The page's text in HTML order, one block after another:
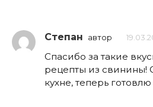
Степан автор
Спасибо за такие
рецепты из свинины!
кухне, теперь